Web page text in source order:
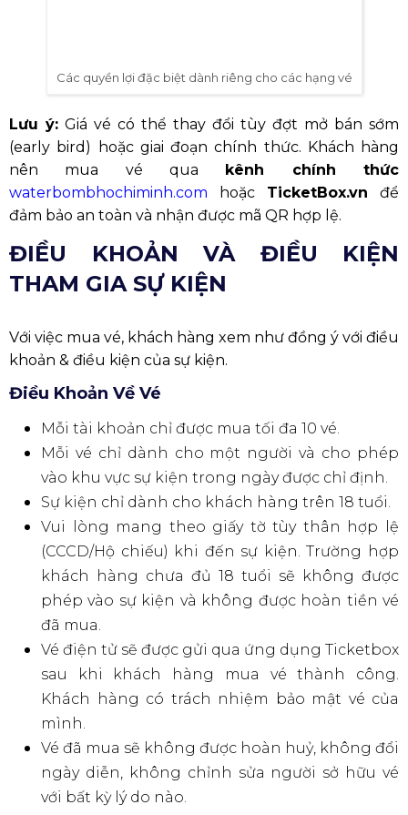
Các hạng vé và giá vé tham gia waterbomb
Quyền Lợi Hạng Vé WaterBomb 2025
Các quyền lợi đặc biệt dành riêng cho các hạng vé
(early bird) hoặc giai đoạn chính thức. Khách hàng
nên mua vé qua kênh chính thức
waterbombhochiminh.com